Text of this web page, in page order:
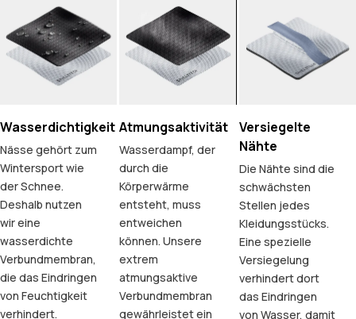
Wasserdichtigkeit
Nässe gehört zum
Wintersport wie
der Schnee.
Deshalb nutzen
wir eine
wasserdichte
Verbundmembran,
die das Eindringen
von Feuchtigkeit
verhindert.
Atmungsaktivität
Wasserdampf, der
durch die
Körperwärme
entsteht, muss
entweichen
können. Unsere
extrem
atmungsaktive
Verbundmembran
gewährleistet ein
Versiegelte
Nähte
Die Nähte sind die
schwächsten
Stellen jedes
Kleidungsstücks.
Eine spezielle
Versiegelung
verhindert dort
das Eindringen
von Wasser, damit